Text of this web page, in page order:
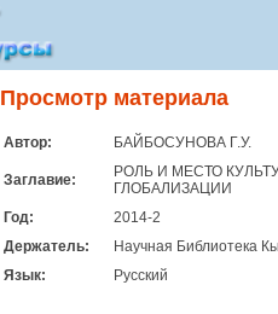
Просмотр материала
Автор: БАЙБОСУНОВА Г.У.
Заглавие:
РОЛЬ И МЕСТО
ГЛОБАЛИЗАЦИИ
Год:
2014-2
Держатель:
Научная Библиотека
Язык:
Русский